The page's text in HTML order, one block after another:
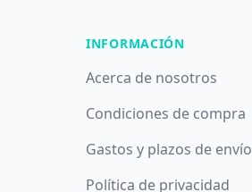
INFORMACIÓN
Acerca de nosotros
Condiciones de compra
Gastos y plazos de envío
Política de privacidad